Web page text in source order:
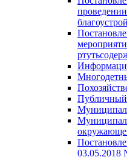
Публичный
03.05.2018